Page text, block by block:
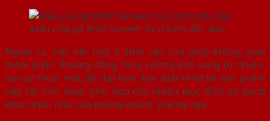
Mẫu cửa gỗ MDF Veneer fix ô kính độc đáo
Ngoài ra, việc kết hợp ô kính vào cửa giúp không gian
thêm phần thoáng đãng, tăng cường ánh sáng tự nhiên,
tạo sự thoải mái, dễ chịu hơn. Đặc biệt thiết kế sản phẩm
này rất linh hoạt, phù hợp cho nhiều mục đích sử dụng
khác nhau như cửa phòng khách, phòng ngủ…